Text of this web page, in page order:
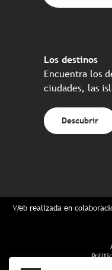
Los destinos
Encuentra los
ciudades, las
Descubrir
Web realizada en